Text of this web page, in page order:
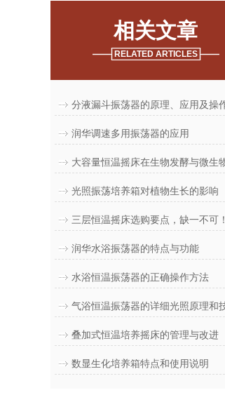
相关文章
RELATED ARTICLES
润华调速多用振荡器的应用
光照振荡培养箱对植物生长的影响
三层恒温摇床选购要点，缺一不可！
润华水浴振荡器的特点与功能
水浴恒温振荡器的正确操作方法
叠加式恒温培养摇床的管理与改进
数显生化培养箱特点和使用说明